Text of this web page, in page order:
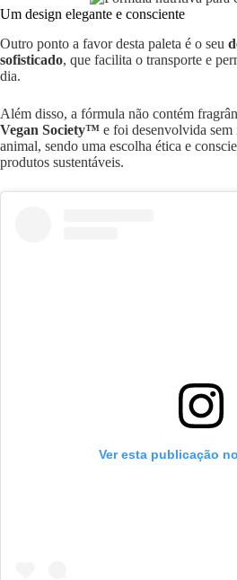
Um design elegante e consciente
Outro ponto a favor desta paleta é o seu
sofisticado, que facilita o transporte e
dia.
Além disso, a fórmula não contém
Vegan Society™ e foi desenvolvida
animal, sendo uma escolha ética e
produtos sustentáveis.
Ver esta publicação